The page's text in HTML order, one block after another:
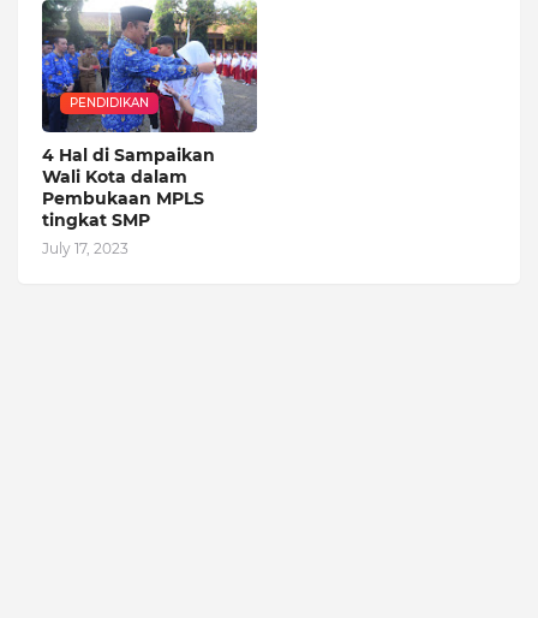
PENDIDIKAN
4 Hal di Sampaikan
Wali Kota dalam
Pembukaan MPLS
tingkat SMP
July 17, 2023